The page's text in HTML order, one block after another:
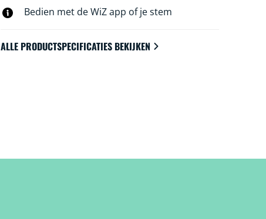
Bedien met de WiZ app of je stem
ALLE PRODUCTSPECIFICATIES BEKIJKEN